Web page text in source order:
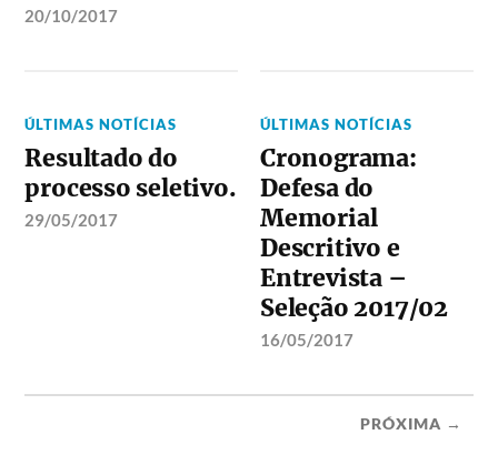
20/10/2017
ÚLTIMAS NOTÍCIAS
Resultado do
processo seletivo.
29/05/2017
ÚLTIMAS NOTÍCIAS
Cronograma:
Defesa do
Memorial
Descritivo e
Entrevista –
Seleção 2017/02
16/05/2017
PRÓXIMA →